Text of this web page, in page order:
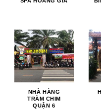
NHÀ HÀNG
TRÀM CHIM
QUẬN 6